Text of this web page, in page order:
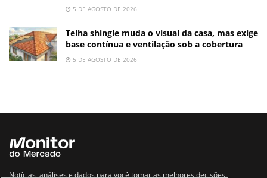
5 DE AGOSTO DE 2026
Telha shingle muda o visual da casa, mas exige
base contínua e ventilação sob a cobertura
5 DE AGOSTO DE 2026
Notícias, análises e dados para você tomar as melhores decisões.